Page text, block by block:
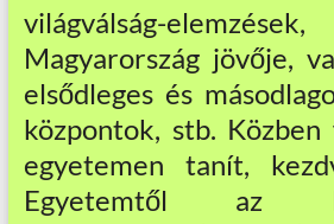
világválság-
Magyarország jövője,
elsődleges és
központok, stb.
egyetemen tanít,
Egyetemtől az